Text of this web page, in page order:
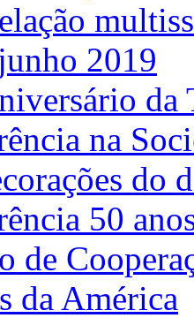
2019
na
do
50
de
da América